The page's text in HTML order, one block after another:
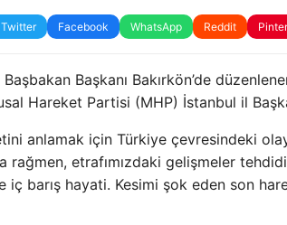
Twitter Facebook WhatsApp Reddit
Başkanı Bakırkön’de
Hareket Partisi (MHP) İstanbul il
anlamak için Türkiye çevresindeki
rağmen, etrafımızdaki gelişmeler
barış hayati. Kesimi şok eden son